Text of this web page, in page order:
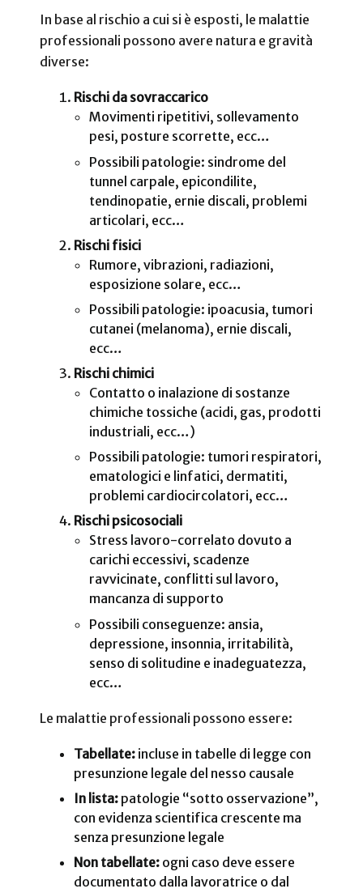
In base al rischio a cui si è esposti, le malattie
professionali possono avere natura e gravità
diverse:
Rischi da sovraccarico
Movimenti ripetitivi, sollevamento
pesi, posture scorrette, ecc…
Possibili patologie: sindrome del
tunnel carpale, epicondilite,
tendinopatie, ernie discali, problemi
articolari, ecc…
Rischi fisici
Rumore, vibrazioni, radiazioni,
esposizione solare, ecc…
Possibili patologie: ipoacusia, tumori
cutanei (melanoma), ernie discali,
ecc…
Rischi chimici
Contatto o inalazione di sostanze
chimiche tossiche (acidi, gas, prodotti
industriali, ecc…)
Possibili patologie: tumori respiratori,
ematologici e linfatici, dermatiti,
problemi cardiocircolatori, ecc…
Rischi psicosociali
Stress lavoro-correlato dovuto a
carichi eccessivi, scadenze
ravvicinate, conflitti sul lavoro,
mancanza di supporto
Possibili conseguenze: ansia,
depressione, insonnia, irritabilità,
senso di solitudine e inadeguatezza,
ecc…
Le malattie professionali possono essere:
Tabellate:incluse in tabelle di legge con
presunzione legale del nesso causale
In lista:patologie “sotto osservazione”,
con evidenza scientifica crescente ma
senza presunzione legale
Non tabellate:ogni caso deve essere
documentato dalla lavoratrice o dal